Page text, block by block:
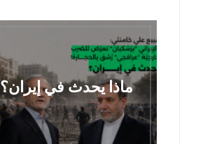
ماذا يحدث في إيران؟